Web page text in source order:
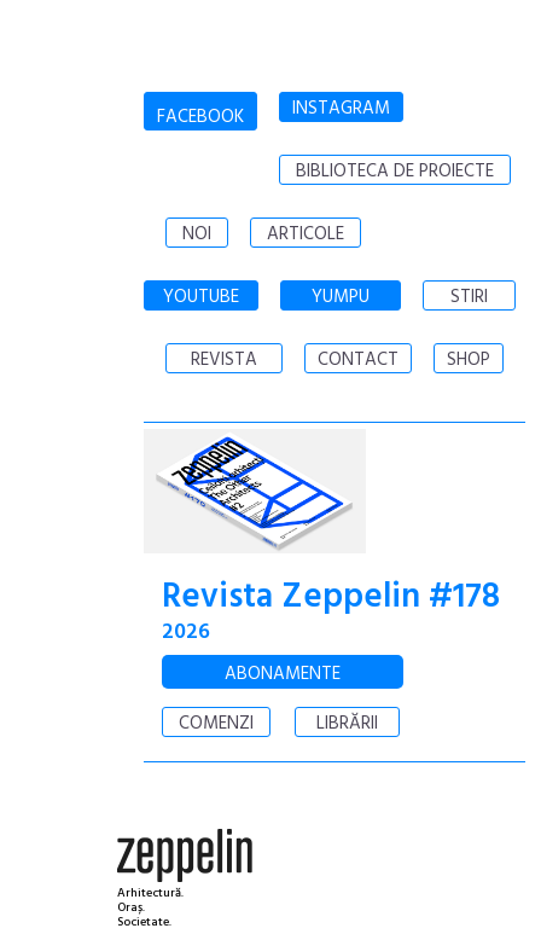
FACEBOOK INSTAGRAM
BIBLIOTECA DE PROIECTE
NOI ARTICOLE
YOUTUBE YUMPU STIRI
REVISTA CONTACT SHOP
Revista Zeppelin #178
2026
ABONAMENTE
COMENZI
LIBRĂRII
Arhitectură.
Oraș.
Societate.